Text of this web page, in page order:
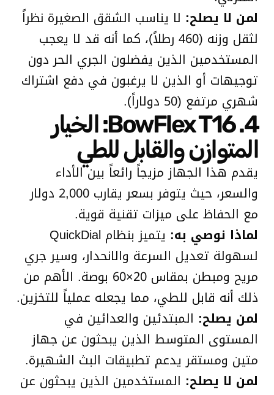
لمن لا يصلح: لا يناسب الشقق الصغيرة نظراً
لثقل وزنه (460 رطلاً)، كما أنه قد لا يعجب
المستخدمين الذين يفضلون الجري الحر دون
توجيهات أو الذين لا يرغبون في دفع اشتراك
شهري مرتفع (50 دولاراً).
4. BowFlex T16: الخيار
المتوازن والقابل للطي
يقدم هذا الجهاز مزيجاً رائعاً بين الأداء
والسعر، حيث يتوفر بسعر يقارب 2,000 دولار
مع الحفاظ على ميزات تقنية قوية.
لماذا نوصي به:
يتميز بنظام QuickDial
لسهولة تعديل السرعة والانحدار، وسير جري
مريح ومبطن بمقاس 20×60 بوصة. الأهم من
ذلك أنه قابل للطي، مما يجعله عملياً للتخزين.
لمن يصلح: المبتدئين والعدائين في
المستوى المتوسط الذين يبحثون عن جهاز
متين ومستقر يدعم تطبيقات البث الشهيرة.
لمن لا يصلح: المستخدمين الذين يبحثون عن